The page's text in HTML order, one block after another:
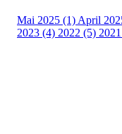
Mai 2025 (1) April
2023 (4) 2022 (5)